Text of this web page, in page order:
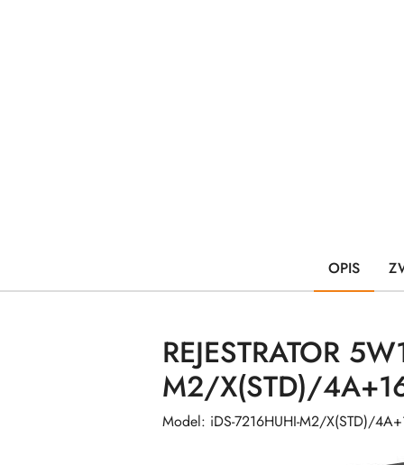
OPIS
REJESTRATOR
M2/X(STD)/
Model: iDS-7216HUHI-M2/X(STD)/